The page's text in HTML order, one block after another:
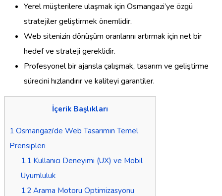
Yerel müşterilere ulaşmak için Osmangazi’ye özgü
stratejiler geliştirmek önemlidir.
Web sitenizin dönüşüm oranlarını artırmak için net bir
hedef ve strateji gereklidir.
Profesyonel bir ajansla çalışmak, tasarım ve geliştirme
sürecini hızlandırır ve kaliteyi garantiler.
İçerik Başlıkları
1 Osmangazi’de Web Tasarımın Temel
Prensipleri
1.1Kullanıcı Deneyimi (UX) ve Mobil
Uyumluluk
1.2Arama Motoru Optimizasyonu